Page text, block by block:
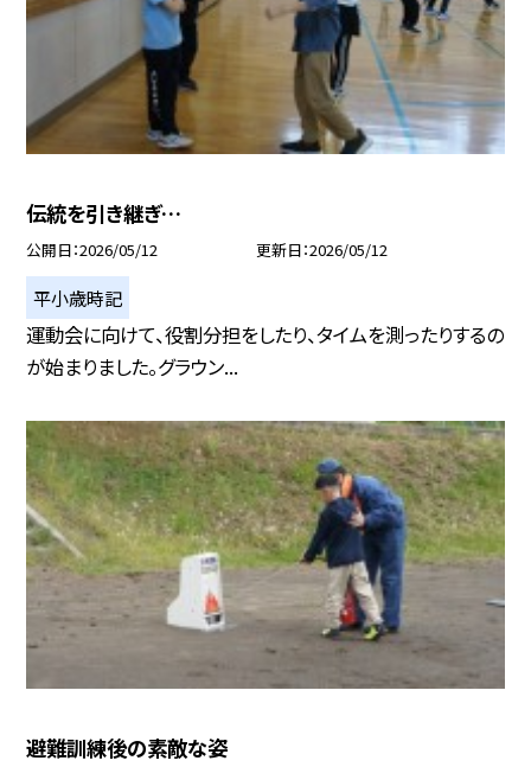
伝統を引き継ぎ…
公開日 2026/05/12 更新日 2026/05/12
平小歳時記
運動会に向けて、役割分担をしたり、タイムを測ったりするの
が始まりました。グラウン...
避難訓練後の素敵な姿